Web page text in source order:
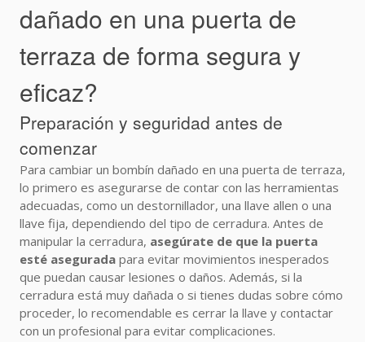
dañado en una puerta de
terraza de forma segura y
eficaz?
Preparación y seguridad antes de
comenzar
Para cambiar un bombín dañado en una puerta de terraza,
lo primero es asegurarse de contar con las herramientas
adecuadas, como un destornillador, una llave allen o una
llave fija, dependiendo del tipo de cerradura. Antes de
manipular la cerradura, asegúrate de que la puerta
esté asegurada para evitar movimientos inesperados
que puedan causar lesiones o daños. Además, si la
cerradura está muy dañada o si tienes dudas sobre cómo
proceder, lo recomendable es cerrar la llave y contactar
con un profesional para evitar complicaciones.